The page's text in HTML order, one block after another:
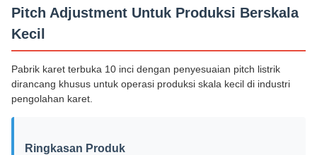
Pitch Adjustment Untuk Produksi Berskala
Kecil
Pabrik karet terbuka 10 inci dengan penyesuaian pitch listrik
dirancang khusus untuk operasi produksi skala kecil di industri
pengolahan karet.
Ringkasan Produk